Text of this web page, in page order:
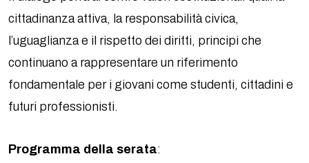
cittadinanza attiva, la responsabilità civica,
l’uguaglianza e il rispetto dei diritti, principi che
continuano a rappresentare un riferimento
fondamentale per i giovani come studenti, cittadini e
futuri professionisti.
Programma della serata: